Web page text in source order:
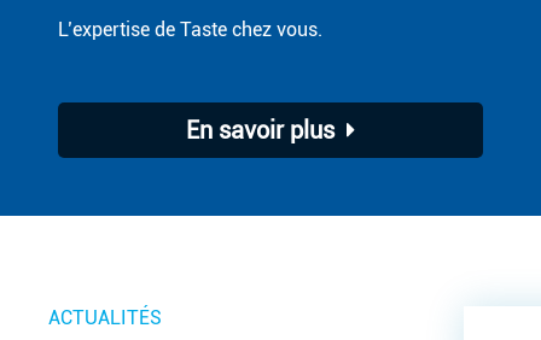
L’expertise de Taste chez vous.
En savoir plus
ACTUALITÉS